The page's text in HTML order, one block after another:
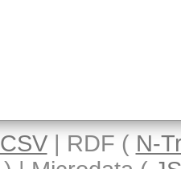
CSV| RDF ( N-